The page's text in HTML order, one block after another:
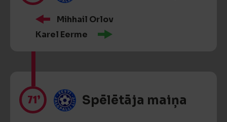
Mihhail Orlov
Karel Eerme
71’ Spēlētāja maiņa